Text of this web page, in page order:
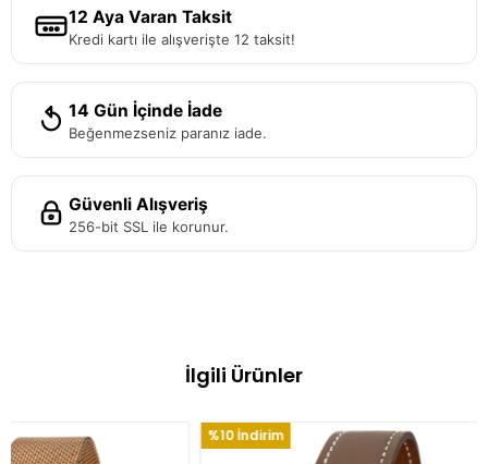
12 Aya Varan Taksit
Kredi kartı ile alışverişte 12 taksit!
14 Gün İçinde İade
Beğenmezseniz paranız iade.
Güvenli Alışveriş
256-bit SSL ile korunur.
İlgili Ürünler
%10 İndirim